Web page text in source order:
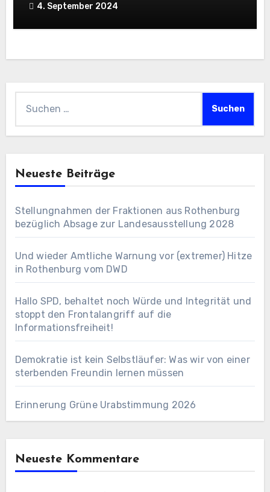
4. September 2024
nach:
Neueste Beiträge
Stellungnahmen der Fraktionen aus Rothenburg
bezüglich Absage zur Landesausstellung 2028
Und wieder Amtliche Warnung vor (extremer) Hitze
in Rothenburg vom DWD
Hallo SPD, behaltet noch Würde und Integrität und
stoppt den Frontalangriff auf die
Informationsfreiheit!
Demokratie ist kein Selbstläufer: Was wir von einer
sterbenden Freundin lernen müssen
Erinnerung Grüne Urabstimmung 2026
Neueste Kommentare